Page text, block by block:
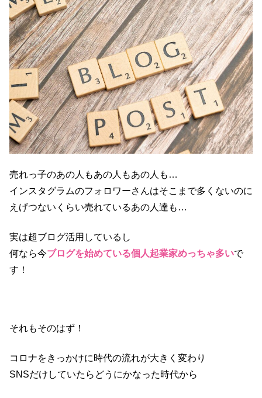
売れっ子のあの人もあの人もあの人も…
インスタグラムのフォロワーさんはそこまで多くないのに
えげつないくらい売れているあの人達も…
実は超ブログ活用しているし
何なら今ブログを始めている個人起業家めっちゃ多いで
す！
それもそのはず！
コロナをきっかけに時代の流れが大きく変わり
SNSだけしていたらどうにかなった時代から